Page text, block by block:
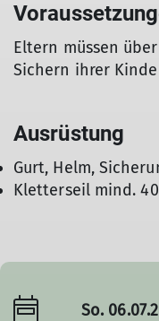
Eltern müssen
Sichern ihrer
Ausrüstung
Gurt, Helm,
Kletterseil mind.
So.